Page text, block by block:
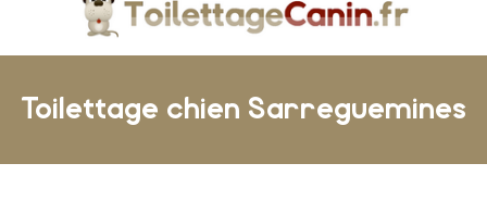
Toilettage chien Sarreguemines